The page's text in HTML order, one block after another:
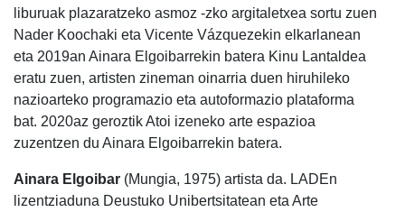
liburuak plazaratzeko asmoz -zko argitaletxea sortu zuen
Nader Koochaki eta Vicente Vázquezekin elkarlanean
eta 2019an Ainara Elgoibarrekin batera Kinu Lantaldea
eratu zuen, artisten zineman oinarria duen hiruhileko
nazioarteko programazio eta autoformazio plataforma
bat. 2020az geroztik Atoi izeneko arte espazioa
zuzentzen du Ainara Elgoibarrekin batera.
Ainara Elgoibar (Mungia, 1975) artista da. LADEn
lizentziaduna Deustuko Unibertsitatean eta Arte